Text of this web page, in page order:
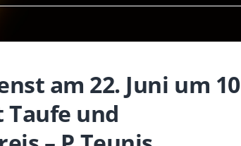
am 22. Juni um 10
Taufe und